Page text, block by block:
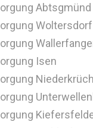
Abtsgmünd
Isen